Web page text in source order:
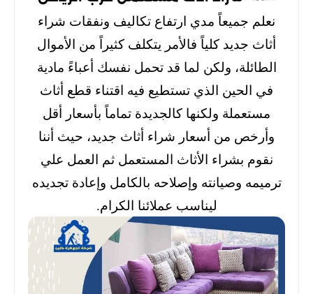
نعلم جميعاً مدي ارتفاع تكاليف ونفقات شراء
أثاث جديد كلياً فالأمر يتكلف كثيراً من الأموال
الطائلة، ولكن لما قد تحمل نفسك أعباءً مادية
في الحين الذي تستطيع فيه اقتناء قطع أثاث
مستعملة ولكنها كالجديدة تماماً بأسعار أقل
وأرخص من أسعار شراء أثاث جديد، حيث أننا
نقوم بشراء الأثاث المستعمل ثم العمل علي
ترميمه وصيانته وإصلاحه بالكامل وإعادة تجديده
ليناسب عملائنا الكرام.